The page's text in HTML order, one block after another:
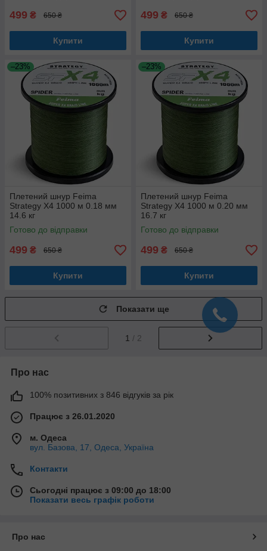
499 ₴ 650 ₴
Купити
499 ₴ 650 ₴
Купити
–23%
Плетений шнур Feima
Strategy X4 1000 м 0.18 мм
14.6 кг
Готово до відправки
499 ₴ 650 ₴
Купити
–23%
Плетений шнур Feima
Strategy X4 1000 м 0.20 мм
16.7 кг
Готово до відправки
499 ₴ 650 ₴
Купити
Показати ще
1 / 2
Про нас
100% позитивних з 846 відгуків за рік
Працює з 26.01.2020
м. Одеса
вул. Базова, 17, Одеса, Україна
Контакти
Сьогодні працює з 09:00 до 18:00
Показати весь графік роботи
Про нас